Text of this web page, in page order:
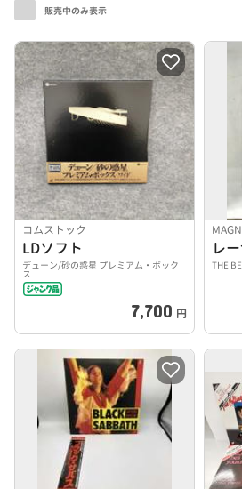
販売中のみ表示
コムストック
LDソフト
デューン/砂の惑星 プレミアム・ボック
ス
7,700 円
レ
THE